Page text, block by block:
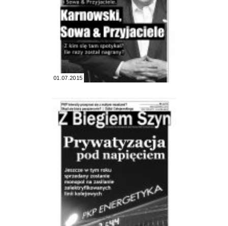
01.07.2015